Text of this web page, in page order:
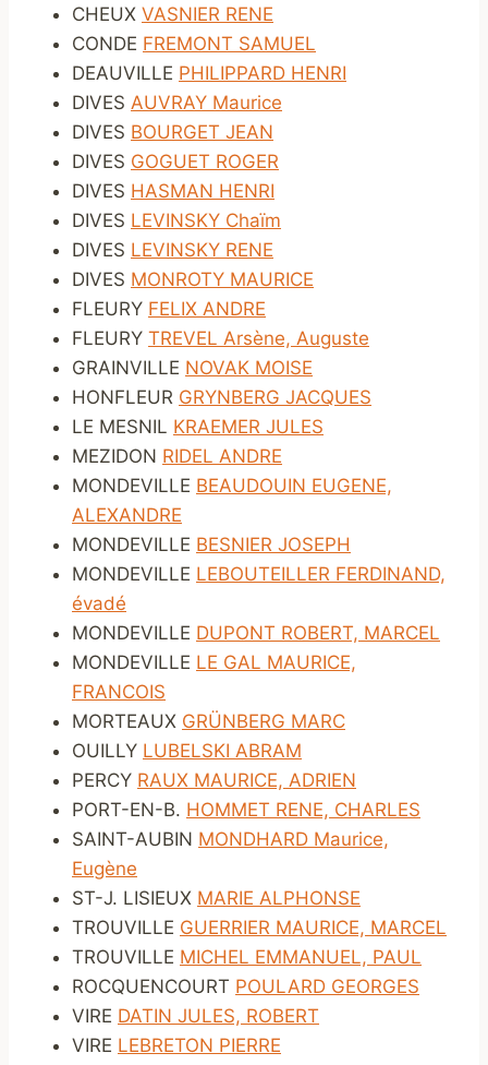
CHEUX VASNIER RENE
CONDE FREMONT SAMUEL
DEAUVILLE PHILIPPARD HENRI
DIVES AUVRAY Maurice
DIVES BOURGET JEAN
DIVES GOGUET ROGER
DIVES HASMAN HENRI
DIVES LEVINSKY Chaïm
DIVES LEVINSKY RENE
DIVES MONROTY MAURICE
FLEURY FELIX ANDRE
FLEURY TREVEL Arsène, Auguste
GRAINVILLE NOVAK MOISE
HONFLEUR GRYNBERG JACQUES
LE MESNIL KRAEMER JULES
MEZIDON RIDEL ANDRE
MONDEVILLE BEAUDOUIN EUGENE,
ALEXANDRE
MONDEVILLE BESNIER JOSEPH
MONDEVILLE LEBOUTEILLER FERDINAND,
évadé
MONDEVILLE DUPONT ROBERT, MARCEL
MONDEVILLE LE GAL MAURICE,
FRANCOIS
MORTEAUX GRÜNBERG MARC
OUILLY LUBELSKI ABRAM
PERCY RAUX MAURICE, ADRIEN
PORT-EN-B. HOMMET RENE, CHARLES
SAINT-AUBIN MONDHARD Maurice,
Eugène
ST-J. LISIEUX MARIE ALPHONSE
TROUVILLE GUERRIER MAURICE, MARCEL
TROUVILLE MICHEL EMMANUEL, PAUL
ROCQUENCOURT POULARD GEORGES
VIRE DATIN JULES, ROBERT
VIRE LEBRETON PIERRE